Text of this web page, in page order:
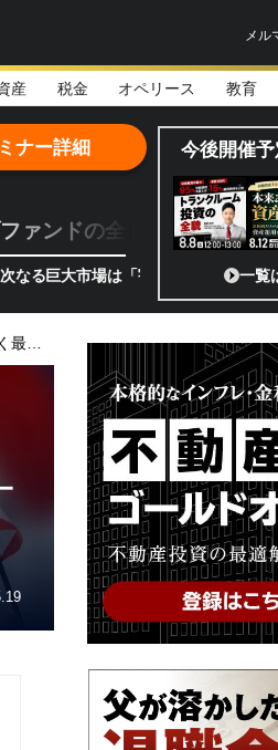
メル
産 税金 オペリース 教育
ァンドの全貌
は「宇宙!?」 日本の宇宙ベンチャ
ナー詳細 今後開催
一覧